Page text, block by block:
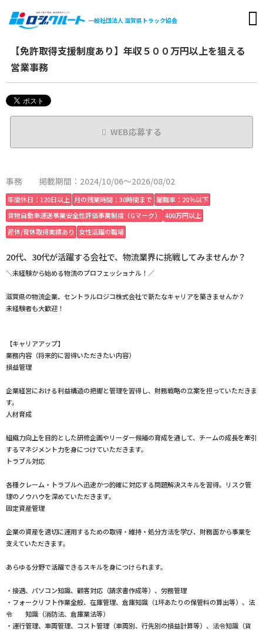
一般社団法人滋賀県トラック協会
【免許取得支援制度あり】年収５００万円以上を狙える
営業事務
WEB応募する
事務 掲載期間：2024/10/06～2026/08/02
年間休日：120日以上 月の残業時間：30時間まで 離職率：20％以下
貨物自動車運送事業安全性評価事業制度（Gマーク）
400万円以上
産休/育休取得実績あり
女性活躍の職場
20代、30代が活躍する会社で、物流業界に挑戦してみませんか？
＼未経験から始める物流のプロフェッショナル！／
滋賀県の物流企業、セントラルロジコ株式会社で新たなキャリアを築きませんか？
未経験者も大歓迎！
【キャリアアップ】
業務内容（将来的に習得いただきたい内容）
損益管理
企業経営における利益構造の把握と管理を習得し、財務戦略の立案を担っていただきま
す。
人材育成
組織力向上を目的とした研修企画やリーダー候補の育成を通して、チームの成長を牽引
するマネジメント力を身につけていただきます。
トラブル対応
各種クレーム・トラブルへ迅速かつ的確に対応する問題解決スキルを習得。リスク管
理のノウハウを深めていただきます。
固定資産管理
企業の資産を適切に運用するための取得・維持・処分方法を学び、財務面から事業を
支えていただきます。
あらゆる分野で活躍できるスキルを身につけられます。
・接遇、パソコン知識、顧客対応（請求書作成等）、労務管理
・フォークリフト作業全般、在庫管理、倉庫知識（1坪あたりの保管料の算出等）、法
令 知識（消防法、倉庫業法等）
・運行管理、車両管理、コスト管理（車両別、行先別の損益計算等）、法令知識（貨